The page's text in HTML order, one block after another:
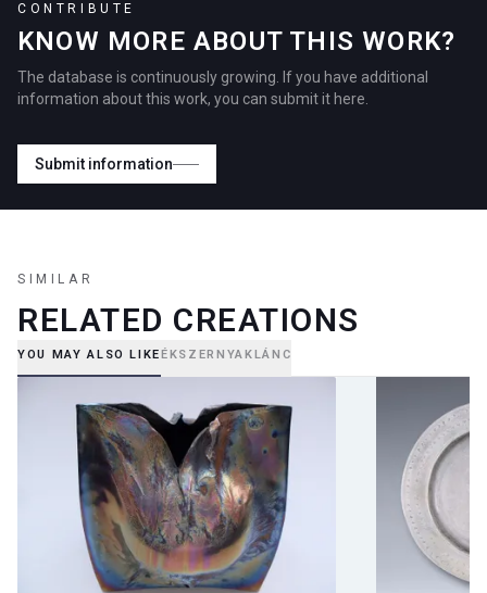
CONTRIBUTE
KNOW MORE ABOUT THIS WORK?
The database is continuously growing. If you have additional
information about this work, you can submit it here.
Submit information
SIMILAR
RELATED CREATIONS
YOU MAY ALSO LIKEÉKSZER NYAKLÁNC